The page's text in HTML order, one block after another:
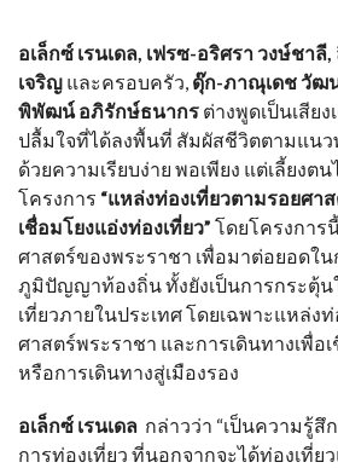
อเล็กซ์ เรนเดล, เฟรซ-อริศรา วงษ์ชา
เจริญ และครอบครัว, ดุ๊ก-ภาณุเดช วัฒ
พิพัฒน์ อภิรักษ์ธนากร ต่างพูดเป็นเสีย
ปลื้มใจที่ได้ลงพื้นที่ สัมผัสชีวิตตามแนว
ด้วยความเรียบง่าย พอเพียง แต่เลี้ยงต
โครงการ “แหล่งท่องเที่ยวตามรอยศา
เชื่อมโยงแอ่งท่องเที่ยว” โดยโครงการ
ศาสตร์ของพระราชา เพื่อมาต่อยอดใ
ภูมิปัญญาท้องถิ่น ทั้งยังเป็นการกระตุ้น
เที่ยวภายในประเทศ โดยเฉพาะแหล่ง
ศาสตร์พระราชา และการเดินทางเพื่อ
หรือการเดินทางสู่เมืองรอง
อเล็กซ์ เรนเดล กล่าวว่า “เป็นความรู้สึ
การท่องเที่ยว ที่นอกจากจะได้ท่องเที่ย